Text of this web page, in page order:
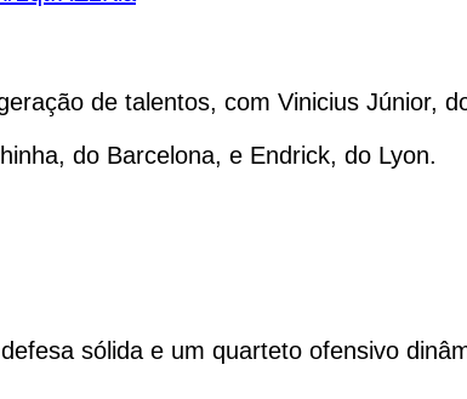
de talentos, com Vinicius Júnior,
do Barcelona, e Endrick, do Lyon.
sólida e um quarteto ofensivo